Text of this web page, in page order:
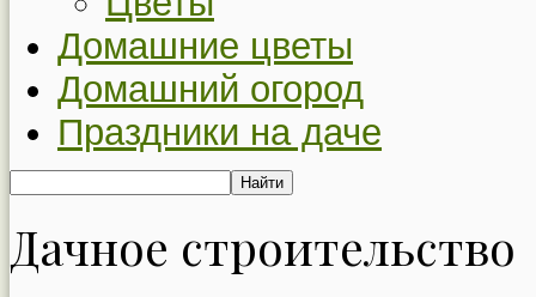
Домашние цветы
Домашний огород
Праздники на даче
Дачное строительство